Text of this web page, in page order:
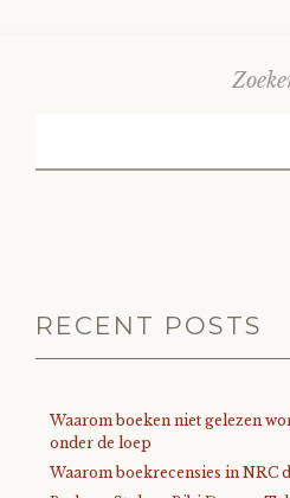
RECENT POSTS
Waarom boeken niet gelezen
onder de loep
Waarom boekrecensies in NRC